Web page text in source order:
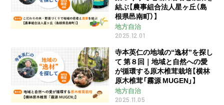
結ぶ【農事組合法人星ヶ丘（島
根県邑南町）】
地方自治
2025.12.01
寺本英仁の地域の“逸材”を探し
て 第８回｜地域と自然への愛
が循環する原木椎茸栽培【横林
原木椎茸「霧源 MUGEN」】
地方自治
2025.11.05